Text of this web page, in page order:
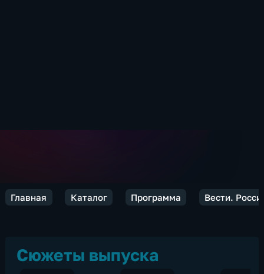
Главная Каталог Программа Вести.
Сюжеты выпуска